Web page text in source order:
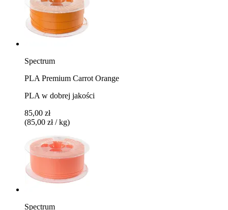
Spectrum
PLA Premium Carrot Orange
PLA w dobrej jakości
85,00 zł
(85,00 zł / kg)
Spectrum